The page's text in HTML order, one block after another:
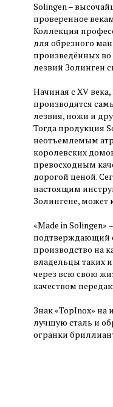
Solingen –
проверенное
Коллекция
для обрезного
произведённых
лезвий Золинген
Начиная с XV
производятся
лезвия, ножи и
Тогда продукция
неотъемлемым
королевских
превосходным
дорогой ценой.
настоящим
Золингене, может
«Made in Solingen»
подтверждающий
производство на
владельцы таких
через всю свою
качеством
Знак «TopInox» на
лучшую сталь и
огранки